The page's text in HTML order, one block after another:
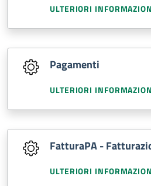
ULTERIORI
Pagamenti
ULTERIORI
FatturaPA -
ULTERIORI